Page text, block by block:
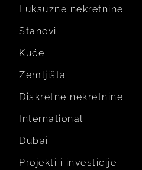
Luksuzne nekretnine
Stanovi
Kuće
Zemljišta
Diskretne nekretnine
International
Dubai
Projekti i investicije